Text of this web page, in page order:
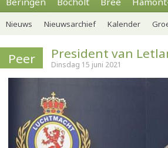
Nieuws Nieuwsarchief Kalender
Peer President van
Dinsdag 15 juni 2021